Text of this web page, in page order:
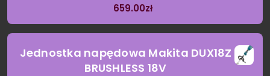
659.00zł
Jednostka napędowa Makita DUX18Z
BRUSHLESS 18V